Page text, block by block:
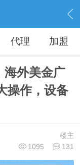
›
代理 加盟
海外美金广
操作，设备
楼主
1095
131